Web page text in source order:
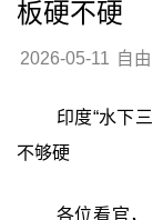
板硬不硬
2026-05-11 自由
印度“水下
不够硬
各位看官